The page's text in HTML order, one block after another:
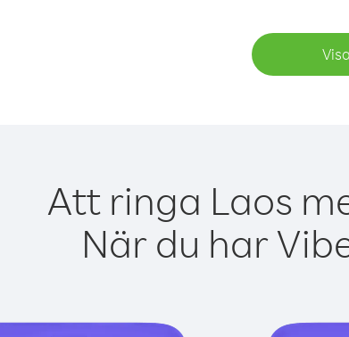
Att ringa Laos
När du har